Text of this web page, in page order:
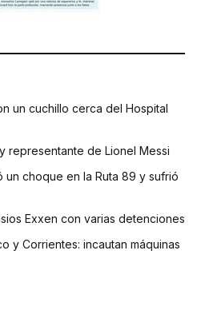
un cuchillo cerca del Hospital
representante de Lionel Messi
choque en la Ruta 89 y sufrió
Exxen con varias detenciones
y Corrientes: incautan máquinas